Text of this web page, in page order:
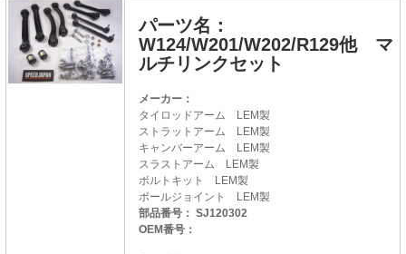
パーツ名：
W124/W201/W202/R129他 マ
ルチリンクセット
メーカー：
タイロッドアーム LEM製
ストラットアーム LEM製
キャンバーアーム LEM製
スラストアーム LEM製
ボルトキット LEM製
ボールジョイント LEM製
部品番号： SJ120302
OEM番号：